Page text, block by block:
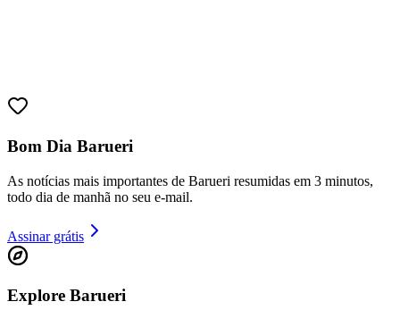
Bom Dia Barueri
As notícias mais importantes de Barueri resumidas em 3 minutos,
todo dia de manhã no seu e-mail.
Assinar grátis
Explore Barueri